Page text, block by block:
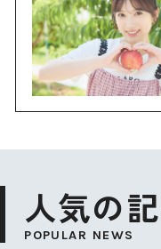
人気の
POPULAR NEWS